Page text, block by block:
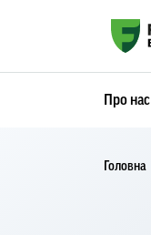
Про нас
Головна